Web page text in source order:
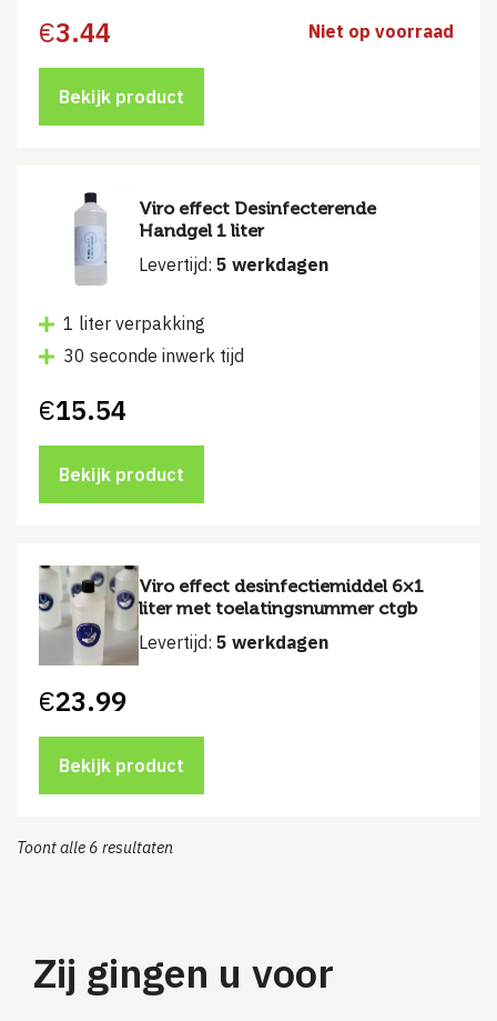
€3.44 Niet op voorraad
Bekijk product
Viro effect Desinfecterende
Handgel 1 liter
Levertijd: 5 werkdagen
1 liter verpakking
30 seconde inwerk tijd
€15.54
Bekijk product
Viro effect desinfectiemiddel 6×1
liter met toelatingsnummer ctgb
Levertijd: 5 werkdagen
€23.99
Bekijk product
Toont alle 6 resultaten
Zij gingen u voor